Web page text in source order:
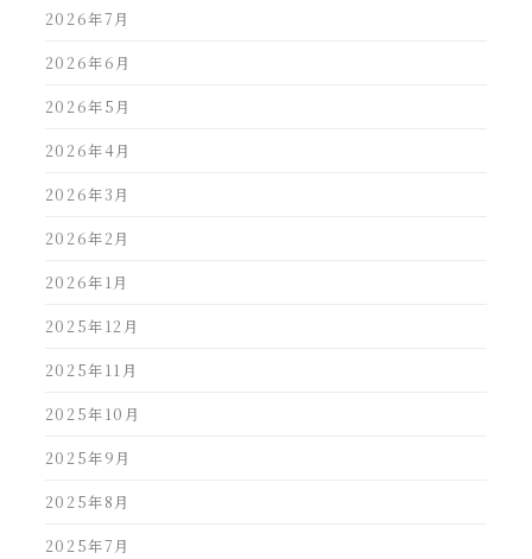
2026年7月
2026年6月
2026年5月
2026年4月
2026年3月
2026年2月
2026年1月
2025年12月
2025年11月
2025年10月
2025年9月
2025年8月
2025年7月